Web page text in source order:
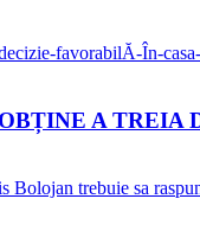
A TREIA